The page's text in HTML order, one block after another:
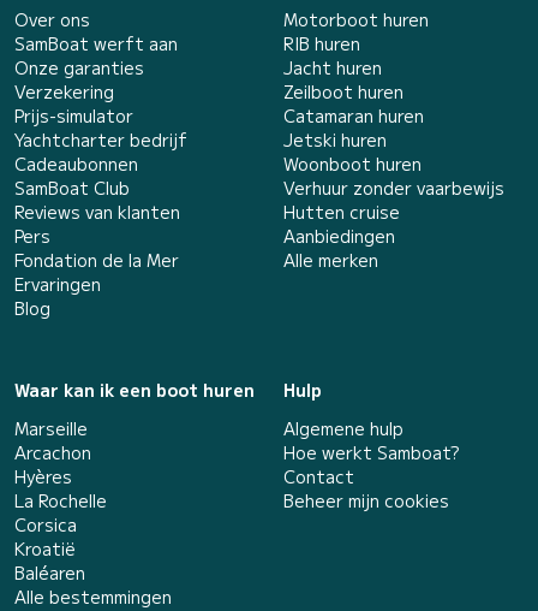
Over ons
SamBoat werft aan
Onze garanties
Verzekering
Prijs-simulator
Yachtcharter bedrijf
Cadeaubonnen
SamBoat Club
Reviews van klanten
Pers
Fondation de la Mer
Ervaringen
Blog
Motorboot huren
RIB huren
Jacht huren
Zeilboot huren
Catamaran huren
Jetski huren
Woonboot huren
Verhuur zonder vaarbewijs
Hutten cruise
Aanbiedingen
Alle merken
Waar kan ik een boot huren
Marseille
Arcachon
Hyères
La Rochelle
Corsica
Kroatië
Baléaren
Alle bestemmingen
Hulp
Algemene hulp
Hoe werkt Samboat?
Contact
Beheer mijn cookies